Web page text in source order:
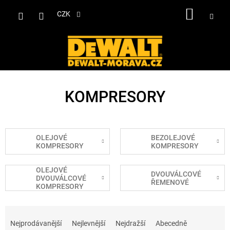
CZK
KOMPRESORY
OLEJOVÉ
KOMPRESORY
BEZOLEJOVÉ
KOMPRESORY
OLEJOVÉ
DVOUVÁLCOVÉ
KOMPRESORY
DVOUVÁLCOVÉ
ŘEMENOVÉ
Nejprodávanější Nejlevnější Nejdražší Abecedně